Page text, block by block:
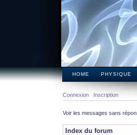
HOME PHYSIQUE
Connexion Inscription
Voir les messages sans
Index du forum